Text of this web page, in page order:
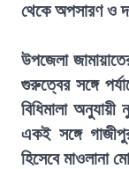
থেকে অপসারণ ও
উপজেলা
গুরুত্বের সঙ্গে
বিধিমালা
একই সঙ্গে
হিসেবে মাওলানা